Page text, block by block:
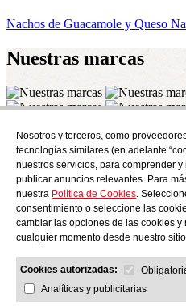
Nosotros y terceros, como
tecnologías similares (en adelante
nuestros servicios, para comprender
publicar anuncios relevantes. Para
nuestra Política de Cookies.
consentimiento o seleccione las
cambiar las opciones de las cookies y
cualquier momento desde nuestro
Cookies autorizadas:
Analíticas y publicitarias
Nachos de Guacamole y Queso
Nuestras marcas
Suscríbete
Descubre todo lo que se cuece en
He leído y acepto la Politica
NosotrosAudens news Productos
Trabaja con nosotros
AUDENS FOOD S.A. C/ Jordi